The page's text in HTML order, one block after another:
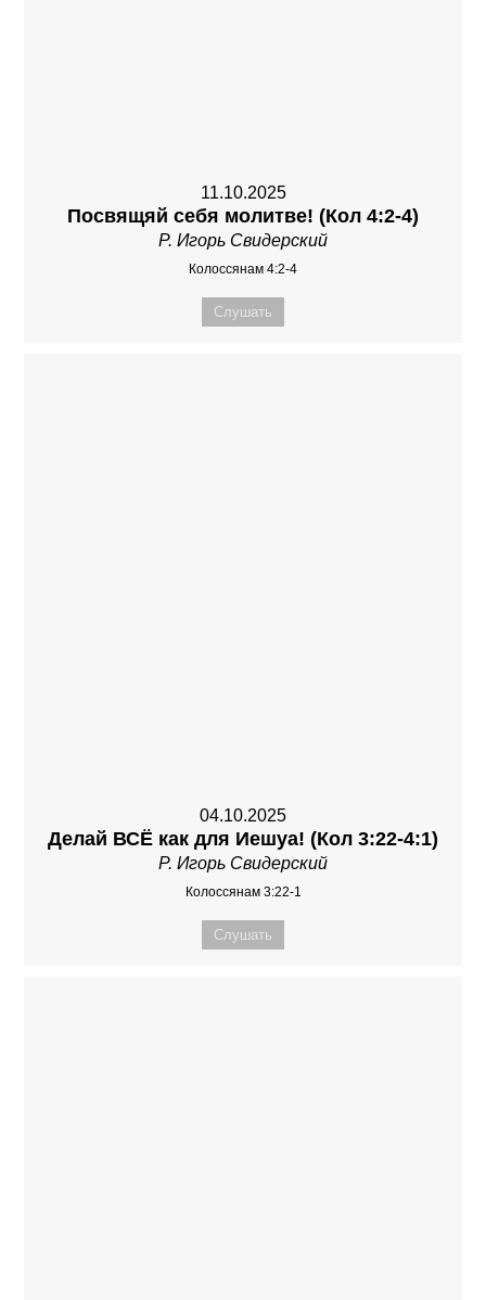
11.10.2025
Посвящяй себя молитве! (Кол 4:2-4)
Р. Игорь Свидерский
Колоссянам 4:2-4
Слушать
04.10.2025
Делай ВСЁ как для Иешуа! (Кол 3:22-4:1)
Р. Игорь Свидерский
Колоссянам 3:22-1
Слушать